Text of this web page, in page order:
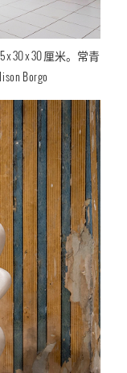
30 x 30 厘米。 常青
Borgo